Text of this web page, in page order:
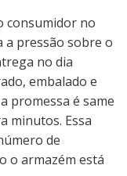
consumidor no
a pressão sobre o
no dia
embalado e
promessa é same
minutos. Essa
de
o armazém está